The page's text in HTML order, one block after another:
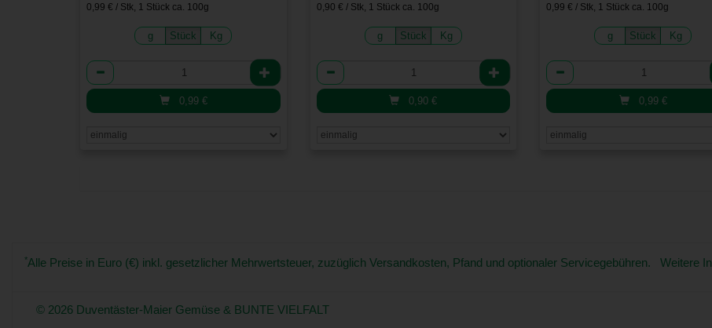
0,99 € / Stk, 1 Stück ca. 100g
g Stück Kg
Anzahl
0,99 €
0,90 € / Stk, 1 Stück ca. 100g
g Stück Kg
Anzahl
0,90€
0,99 € / Stk, 1 Stück ca. 100g
g Stück Kg
Anzahl
0,99 €
*Alle Preise in Euro (€) inkl. gesetzlicher Mehrwertsteuer, zuzüglich Versandkosten, Pfand und optionaler Servicegebühren. Weitere
© 2026 Duventäster-Maier Gemüse & BUNTE VIELFALT